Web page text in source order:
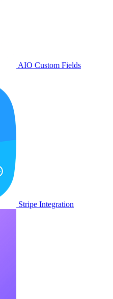
AIO Custom Fields
Stripe Integration